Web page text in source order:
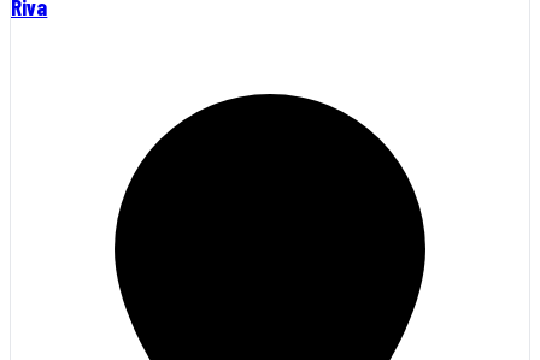
Riva